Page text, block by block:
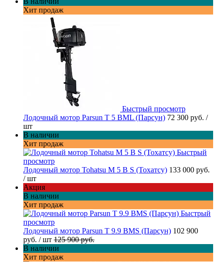
Хит продаж
Быстрый просмотр
Лодочный мотор Parsun T 5 BML (Парсун) 72 300 руб. /
шт
В наличии
Хит продаж
Быстрый
просмотр
Лодочный мотор Tohatsu M 5 B S (Тохатсу) 133 000 руб.
/ шт
Акция
В наличии
Хит продаж
Быстрый
просмотр
Лодочный мотор Parsun T 9.9 BMS (Парсун) 102 900
руб. / шт 125 900 руб.
В наличии
Хит продаж